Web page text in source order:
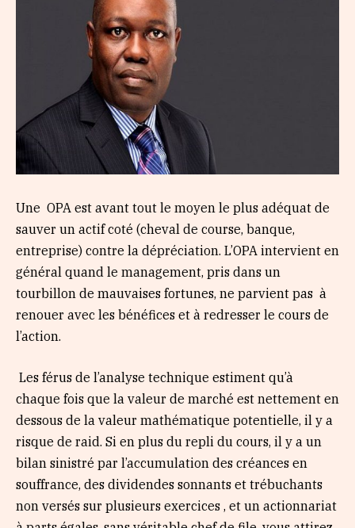
Une OPA est avant tout le moyen le plus adéquat de
sauver un actif coté (cheval de course, banque,
entreprise) contre la dépréciation. L’OPA intervient en
général quand le management, pris dans un
tourbillon de mauvaises fortunes, ne parvient pas à
renouer avec les bénéfices et à redresser le cours de
l’action.
Les férus de l’analyse technique estiment qu’à
chaque fois que la valeur de marché est nettement en
dessous de la valeur mathématique potentielle, il y a
risque de raid. Si en plus du repli du cours, il y a un
bilan sinistré par l’accumulation des créances en
souffrance, des dividendes sonnants et trébuchants
non versés sur plusieurs exercices , et un actionnariat